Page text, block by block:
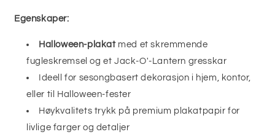
Egenskaper:
Halloween-plakatmed et skremmende
fugleskremsel og et Jack-O'-Lantern gresskar
Ideell for sesongbasert dekorasjon i hjem, kontor,
eller til Halloween-fester
Høykvalitets trykk på premium plakatpapir for
livlige farger og detaljer